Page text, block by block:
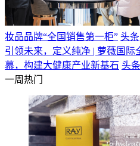
妆品品牌“全国销售第一柜” 头条
引领未来，定义纯净 | 萝薇国
幕，构建大健康产业新基石 头条
一周热门